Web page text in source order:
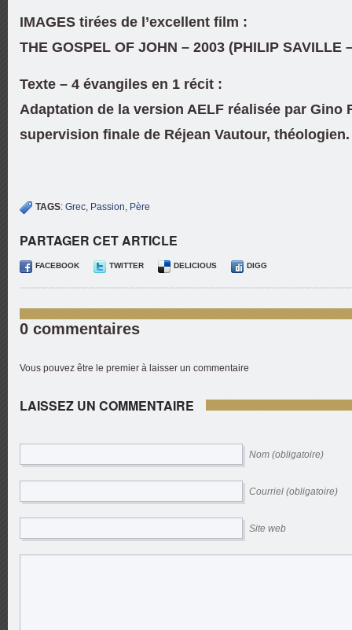
IMAGES tirées de l’excellent film :
THE GOSPEL OF JOHN – 2003 (PHILIP SAVILLE
Texte – 4 évangiles en 1 récit :
Adaptation de la version AELF réalisée par Gino
supervision finale de Réjean Vautour, théologien.
TAGS: Grec, Passion, Père
PARTAGER CET ARTICLE
FACEBOOK TWITTER DELICIOUS DIGG
0 commentaires
Vous pouvez être le premier à laisser un commentaire
LAISSEZ UN COMMENTAIRE
Nom (obligatoire)
Courriel (obligatoire)
Site web